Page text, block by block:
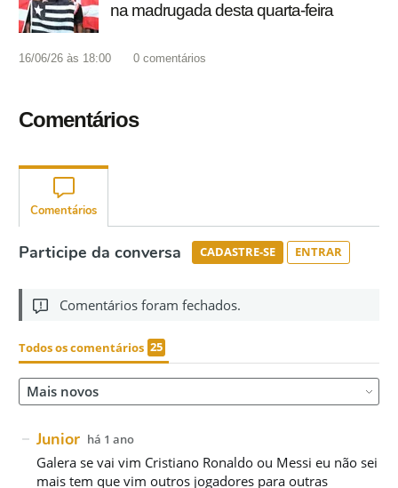
na madrugada desta quarta-feira
16/06/26 às 18:00 0 comentários
Comentários